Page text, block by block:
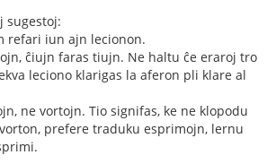
sugestoj:
refari iun ajn lecionon.
ĉiujn faras tiujn. Ne haltu ĉe eraroj tro
leciono klarigas la aferon pli klare al
ne vortojn. Tio signifas, ke ne klopodu
prefere traduku esprimojn, lernu